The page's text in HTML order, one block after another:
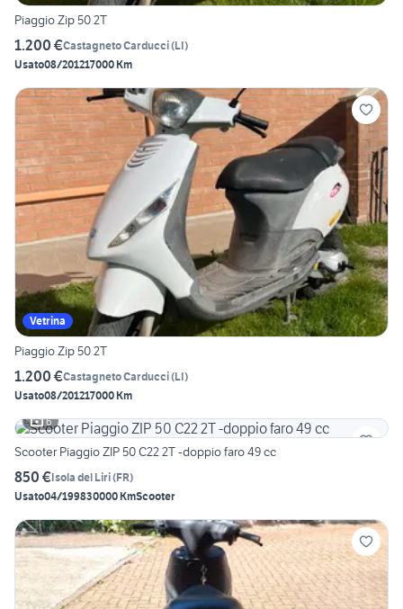
Piaggio Zip 50 2T
1.200 €Castagneto Carducci(LI)
Usato08/201217000 Km
Vetrina
Piaggio Zip 50 2T
1.200 €Castagneto Carducci(LI)
Usato08/201217000 Km
6
Scooter Piaggio ZIP 50 C22 2T -doppio faro 49 cc
850 €Isola del Liri(FR)
Usato04/199830000 KmScooter